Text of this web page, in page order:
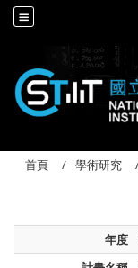
首頁 學術研究
年度